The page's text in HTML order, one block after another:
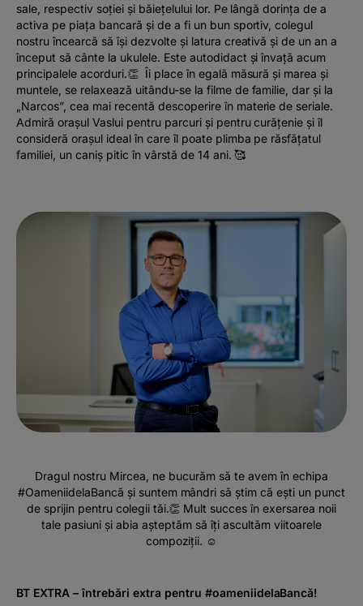
sale, respectiv soției și băiețelului lor. Pe lângă dorința de a
activa pe piața bancară și de a fi un bun sportiv, colegul
nostru încearcă să își dezvolte și latura creativă și de un an a
început să cânte la ukulele. Este autodidact și învață acum
principalele acorduri.👏 Îi place în egală măsură și marea și
muntele, se relaxează uitându-se la filme de familie, dar și la
„Narcos”, cea mai recentă descoperire în materie de seriale.
Admiră orașul Vaslui pentru parcuri și pentru curățenie și îl
consideră orașul ideal în care îl poate plimba pe răsfățatul
familiei, un caniș pitic în vârstă de 14 ani. 🥰
Dragul nostru Mircea, ne bucurăm să te avem în echipa
#OameniidelaBancă și suntem mândri să știm că ești un punct
de sprijin pentru colegii tăi.👏 Mult succes în exersarea noii
tale pasiuni și abia așteptăm să îți ascultăm viitoarele
compoziții. ☺️
BT EXTRA – întrebări extra pentru #oameniidelaBancă!